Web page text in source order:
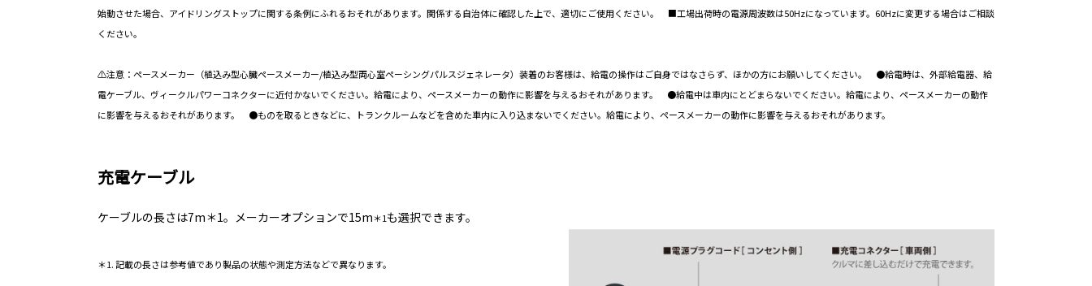
始動させた場合、アイドリングストップに関する条例にふれるおそれがあります。関係する自治体に確認した上で、適切にご使用ください。 ■工場出荷時の電源周波数は50Hzになっています。60Hzに変更する場合はご相談
ください。
⚠注意：ペースメーカー（植込み型心臓ペースメーカー/植込み型両心室ペーシングパルスジェネレータ）装着のお客様は、給電の操作はご自身ではなさらず、ほかの方にお願いしてください。 ●給電時は、外部給電器、給
電ケーブル、ヴィークルパワーコネクターに近付かないでください。給電により、ペースメーカーの動作に影響を与えるおそれがあります。 ●給電中は車内にとどまらないでください。給電により、ペースメーカーの動作
に影響を与えるおそれがあります。 ●ものを取るときなどに、トランクルームなどを含めた車内に入り込まないでください。給電により、ペースメーカーの動作に影響を与えるおそれがあります。
充電ケーブル
ケーブルの長さは7m＊1。メーカーオプションで15m＊1も選択できます。
＊1. 記載の長さは参考値であり製品の状態や測定方法などで異なります。